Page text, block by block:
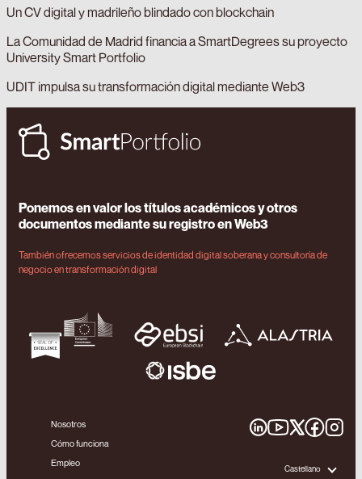
Un CV digital y madrileño blindado con blockchain
La Comunidad de Madrid financia a SmartDegrees su proyecto
University Smart Portfolio
UDIT impulsa su transformación digital mediante Web3
Ponemos en valor los títulos académicos y otros
documentos mediante su registro en Web3
También ofrecemos servicios de identidad digital soberana y consultoría de
negocio en transformación digital
Nosotros
Cómo funciona
Empleo
Castellano